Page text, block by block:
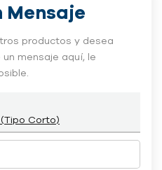
Mensaje
productos y desea
mensaje aquí, le
(tipo Corto)